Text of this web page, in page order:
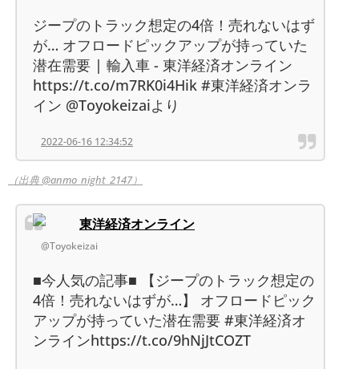
ジープのトラック想定の4倍！売れないはず
が… オフロードピックアップが持っていた
潜在需要 | 輸入車 - 東洋経済オンライン
https://t.co/m7RK0i4Hik #東洋経済オンラ
イン @Toyokeizaiより
2022-06-16 12:34:52
（出典 @anmo_night_2147）
東洋経済オンライン
@Toyokeizai
■今人気の記事■ 【ジープのトラック想定の
4倍！売れないはずが…】 オフロードピック
アップが持っていた潜在需要 #東洋経済オ
ンラインhttps://t.co/9hNjJtCOZT